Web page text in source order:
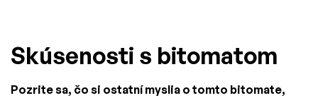
Skúsenosti s bitomatom
Pozrite sa, čo si ostatní myslia o tomto bitomate,